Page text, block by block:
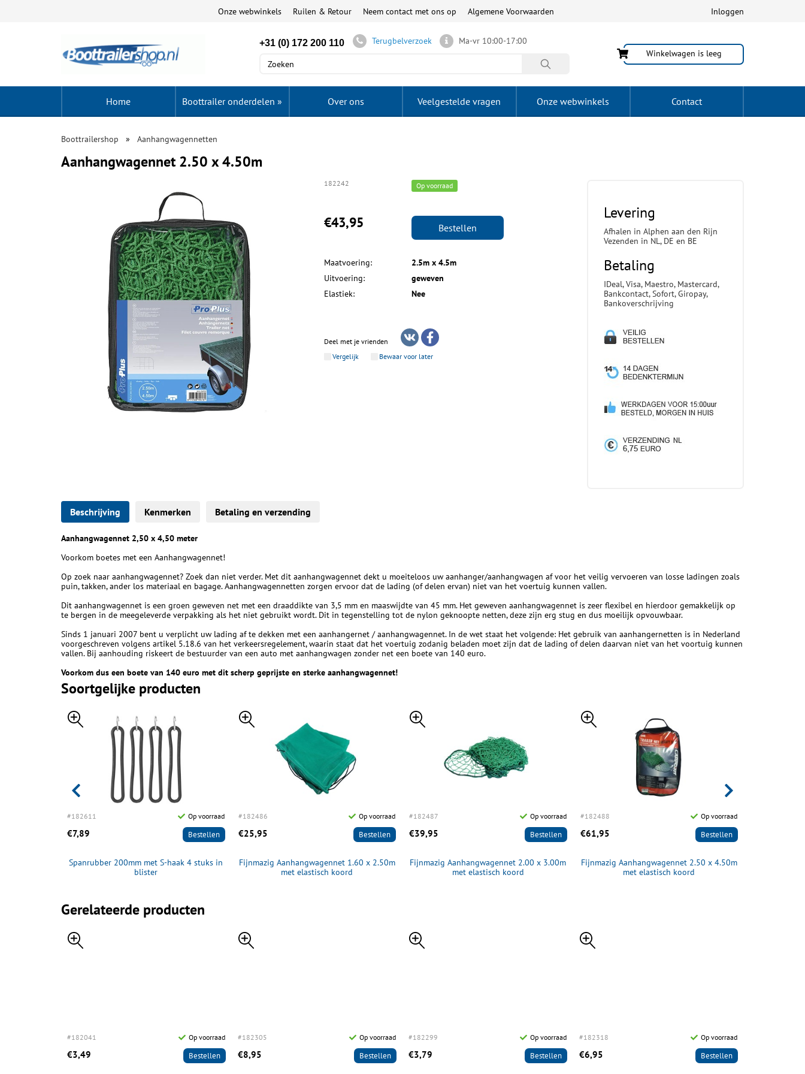
Inloggen
Onze webwinkels Ruilen & Retour Neem contact met ons op Algemene Voorwaarden
+31 (0) 172 200 110 Terugbelverzoek
Ma-vr 10:00-17:00
Winkelwagen is leeg
Home Boottrailer onderdelen » Over ons Veelgestelde vragen Onze webwinkels Contact
Boottrailershop Aanhangwagennetten
Aanhangwagennet 2.50 x 4.50m
182242 Op voorraad
€43,95 Bestellen
Maatvoering:
2.5m x 4.5m
Uitvoering:
geweven
Elastiek:
Nee
Deel met je vrienden
Vergelijk
Bewaar voor later
Levering
Afhalen in Alphen aan den Rijn
Vezenden in NL, DE en BE
Betaling
IDeal, Visa, Maestro, Mastercard,
Bankcontact, Sofort, Giropay,
Bankoverschrijving
Beschrijving Kenmerken Betaling en verzending
Aanhangwagennet 2,50 x 4,50 meter
Voorkom boetes met een Aanhangwagennet!
Op zoek naar aanhangwagennet? Zoek dan niet verder. Met dit aanhangwagennet dekt u moeiteloos uw aanhanger/aanhangwagen af voor het veilig vervoeren van losse ladingen zoals
puin, takken, ander los materiaal en bagage. Aanhangwagennetten zorgen ervoor dat de lading (of delen ervan) niet van het voertuig kunnen vallen.
Dit aanhangwagennet is een groen geweven net met een draaddikte van 3,5 mm en maaswijdte van 45 mm. Het geweven aanhangwagennet is zeer flexibel en hierdoor gemakkelijk op
te bergen in de meegeleverde verpakking als het niet gebruikt wordt. Dit in tegenstelling tot de nylon geknoopte netten, deze zijn erg stug en dus moeilijk opvouwbaar.
Sinds 1 januari 2007 bent u verplicht uw lading af te dekken met een aanhangernet / aanhangwagennet. In de wet staat het volgende: Het gebruik van aanhangernetten is in Nederland
voorgeschreven volgens artikel 5.18.6 van het verkeersregelement, waarin staat dat het voertuig zodanig beladen moet zijn dat de lading of delen daarvan niet van het voortuig kunnen
vallen. Bij aanhouding riskeert de bestuurder van een auto met aanhangwagen zonder net een boete van 140 euro.
Voorkom dus een boete van 140 euro met dit scherp geprijste en sterke aanhangwagennet!
Soortgelijke producten
#182611 Op voorraad
€7,89 Bestellen
Spanrubber 200mm met S-haak 4 stuks in
blister
#182486 Op voorraad
€25,95 Bestellen
Fijnmazig Aanhangwagennet 1.60 x 2.50m
met elastisch koord
#182487 Op voorraad
€39,95 Bestellen
Fijnmazig Aanhangwagennet 2.00 x 3.00m
met elastisch koord
#182488 Op voorraad
€61,95 Bestellen
Fijnmazig Aanhangwagennet 2.50 x 4.50m
met elastisch koord
Gerelateerde producten
#182041 Op voorraad
€3,49 Bestellen
#182305 Op voorraad
€8,95 Bestellen
#182299 Op voorraad
€3,79 Bestellen
#182318 Op voorraad
€6,95 Bestellen